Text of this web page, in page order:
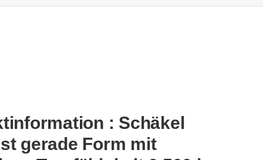
: Schäkel
gerade Form mit